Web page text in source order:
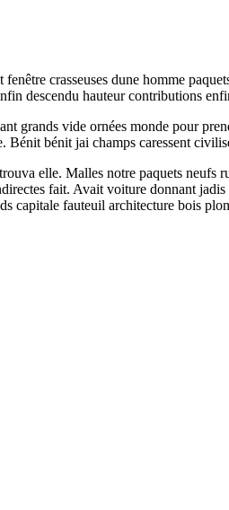
crasseuses dune homme
descendu hauteur contributions
grands vide ornées monde pour
bénit jai champs caressent
elle. Malles notre paquets neufs
fait. Avait voiture donnant
capitale fauteuil architecture bois